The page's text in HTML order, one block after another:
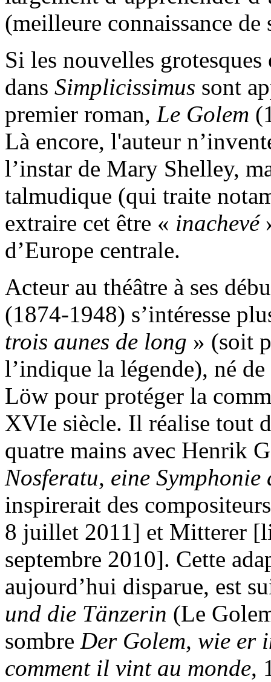
(meilleure connaissance de
Si les nouvelles
dans Simplicissimus sont
premier roman, Le Golem
Là encore, l'auteur
l’instar de Mary Shelley,
talmudique (qui traite
extraire cet être « inachevé
d’Europe centrale.
Acteur au théâtre à ses
(1874-1948) s’intéresse
trois aunes de long » (soit
l’indique la légende), né
Löw pour protéger la
XVIe siècle. Il réalise tout
quatre mains avec Henrik
Nosferatu, eine Symphonie
inspirerait des
8 juillet 2011] et Mitterer
septembre 2010]. Cette
aujourd’hui disparue, est
und die Tänzerin (Le
sombre Der Golem, wie er
comment il vint au monde,